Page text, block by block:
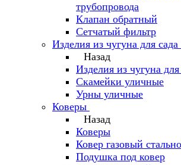
трубопровода
Клапан обратный
Сетчатый фильтр
Изделия из чугуна для
Назад
Изделия из чугуна
Скамейки уличные
Урны уличные
Коверы
Назад
Коверы
Ковер газовый
Подушка под ковер